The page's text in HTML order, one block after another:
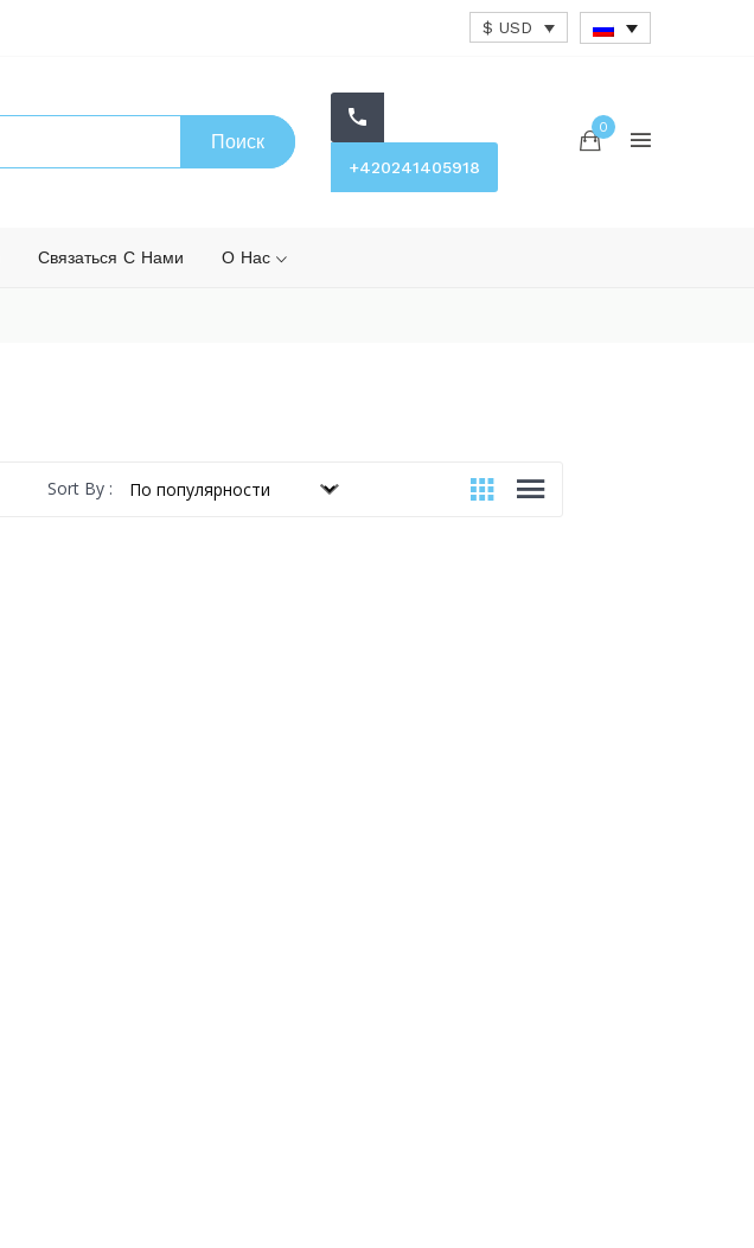
$ USD
Поиск
+420241405918
0
Связаться С Нами О Нас
Sort By :